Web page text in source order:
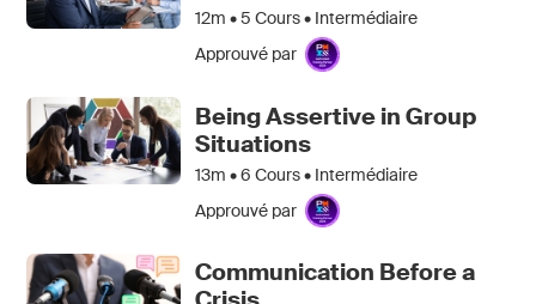
12m •5 Cours • Intermédiaire
Approuvé par
Being Assertive in Group
Situations
13m •6 Cours • Intermédiaire
Approuvé par
Communication Before a